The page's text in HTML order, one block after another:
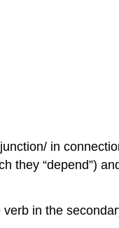
in
they “depend”)
in the